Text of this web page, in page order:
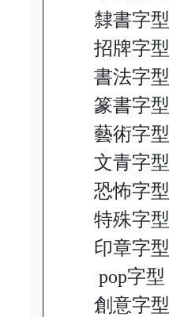
隸書字型
招牌字型
書法字型
篆書字型
藝術字型
文青字型
恐怖字型
特殊字型
印章字型
pop字型
創意字型